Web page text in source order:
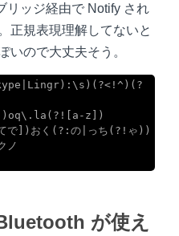
リッジ経由で Notify され
正規表現理解してないと
いので大丈夫そう。
z])
で])おく(?:の|っち(?!ゃ))
ノ
が使え